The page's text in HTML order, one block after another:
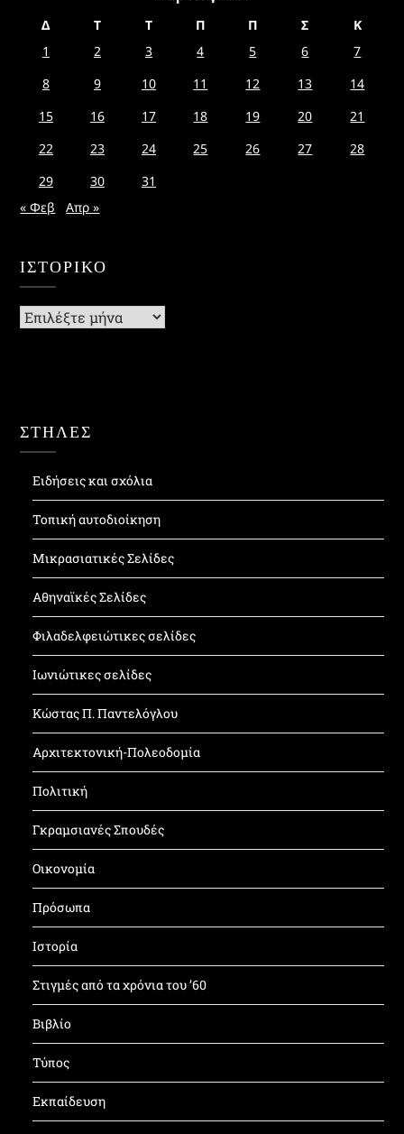
Δ Τ Τ Π Π Σ
Κ
1
2 3 4 5 6
7
8
9 10 11 12 13
14
15
16 17 18 19 20
21
22
23 24 25 26 27
28
29
30
31
« Φεβ
Απρ »
ΙΣΤΟΡΙΚΌ
Ιστορικό
ΣΤΗΛΕΣ
Ειδήσεις και σχόλια
Τοπική αυτοδιοίκηση
Μικρασιατικές Σελίδες
Αθηναϊκές Σελίδες
Φιλαδελφειώτικες σελίδες
Ιωνιώτικες σελίδες
Κώστας Π. Παντελόγλου
Αρχιτεκτονική-Πολεοδομία
Πολιτική
Γκραμσιανές Σπουδές
Οικονομία
Πρόσωπα
Ιστορία
Στιγμές από τα χρόνια του ’60
Βιβλίο
Τύπος
Εκπαίδευση